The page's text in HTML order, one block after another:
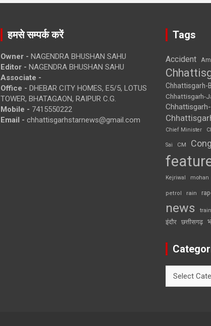
हमसे सम्पर्क करें
Owner - NAGENDRA BHUSHAN SAHU
Editor - NAGENDRA BHUSHAN SAHU
Associate -
Office - DHEBAR CITY HOMES, E5/5, LOTUS
TOWER, BHATAGAON, RAIPUR C.G.
Mobile - 7415550222
Email - chhattisgarhstarnews@gmail.com
Tags
Accident
Chhattisgarh-
Chhattisgarh-
Chief Minister
Sai CM
Kejriwal mohan
petrol rain
news
train
इंदौर छत्तीसगढ़